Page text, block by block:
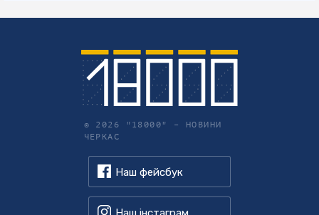
© 2026 "18000" – НОВИНИ
ЧЕРКАС
Наш фейсбук